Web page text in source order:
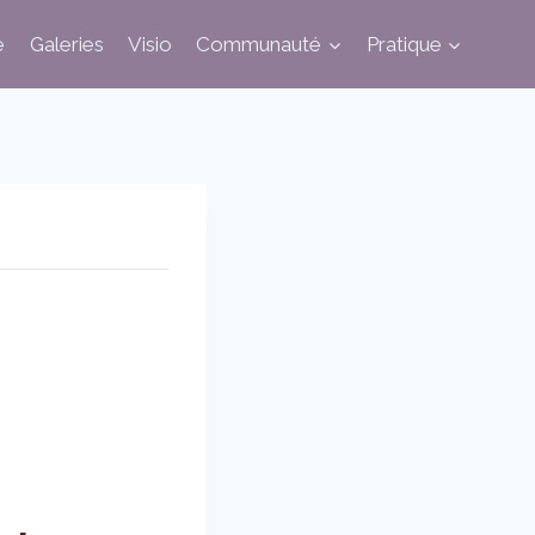
Galeries Visio Communauté Pratique